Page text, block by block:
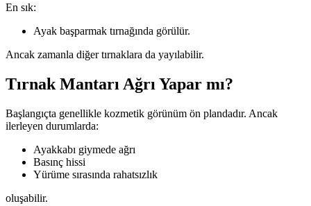
En sık:
Ayak başparmak tırnağında görülür.
Ancak zamanla diğer tırnaklara da yayılabilir.
Tırnak Mantarı Ağrı Yapar mı?
Başlangıçta genellikle kozmetik görünüm ön plandadır. Ancak
ilerleyen durumlarda:
Ayakkabı giymede ağrı
Basınç hissi
Yürüme sırasında rahatsızlık
oluşabilir.